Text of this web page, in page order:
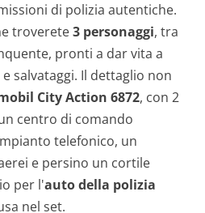
di polizia autentiche.
troverete3 personaggi, tra
pronti a dar vita a
salvataggi. Il dettaglio non
City Action 6872, con 2
centro di comando
telefonico, un
e persino un cortile
per l'auto della polizia
nel set.